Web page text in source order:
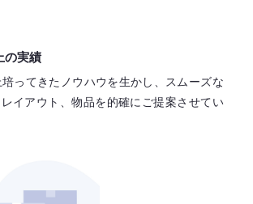
の実績
ってきたノウハウを生かし、スムーズな
イアウト、物品を的確にご提案させてい